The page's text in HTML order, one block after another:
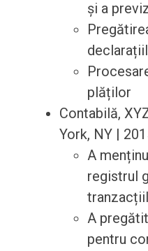
și a
plăților
Contabilă,
York, NY |
A
registrul
A
pentru